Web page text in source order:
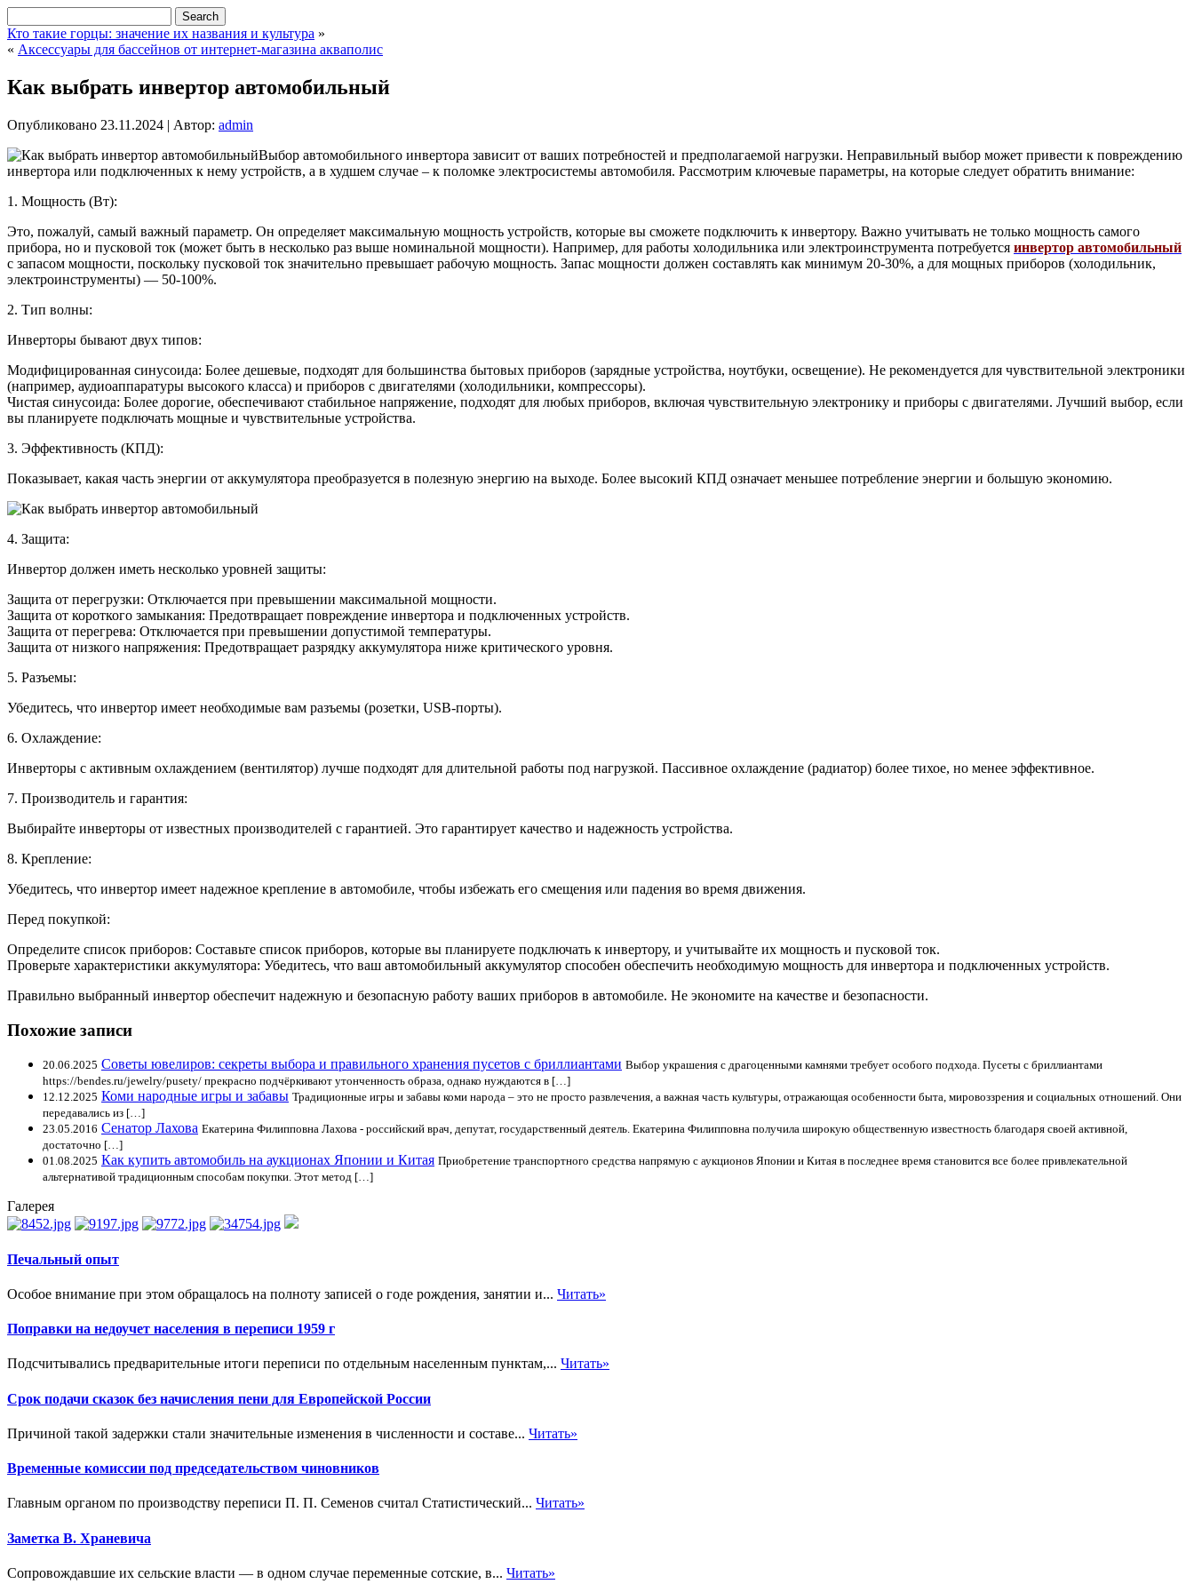
Кто такие горцы: значение их названия и культура »
« Аксессуары для бассейнов от интернет-магазина акваполис
Как выбрать инвертор автомобильный
Опубликовано 23.11.2024 | Автор: admin
Выбор автомобильного инвертора зависит от ваших потребностей и предполагаемой нагрузки. Неправильный выбор может привести к повреждению
инвертора или подключенных к нему устройств, а в худшем случае – к поломке электросистемы автомобиля. Рассмотрим ключевые параметры, на которые следует обратить внимание:
1. Мощность (Вт):
Это, пожалуй, самый важный параметр. Он определяет максимальную мощность устройств, которые вы сможете подключить к инвертору. Важно учитывать не только мощность самого
прибора, но и пусковой ток (может быть в несколько раз выше номинальной мощности). Например, для работы холодильника или электроинструмента потребуется инвертор автомобильный
с запасом мощности, поскольку пусковой ток значительно превышает рабочую мощность. Запас мощности должен составлять как минимум 20-30%, а для мощных приборов (холодильник,
электроинструменты) — 50-100%.
2. Тип волны:
Инверторы бывают двух типов:
Модифицированная синусоида: Более дешевые, подходят для большинства бытовых приборов (зарядные устройства, ноутбуки, освещение). Не рекомендуется для чувствительной электроники
(например, аудиоаппаратуры высокого класса) и приборов с двигателями (холодильники, компрессоры).
Чистая синусоида: Более дорогие, обеспечивают стабильное напряжение, подходят для любых приборов, включая чувствительную электронику и приборы с двигателями. Лучший выбор, если
вы планируете подключать мощные и чувствительные устройства.
3. Эффективность (КПД):
Показывает, какая часть энергии от аккумулятора преобразуется в полезную энергию на выходе. Более высокий КПД означает меньшее потребление энергии и большую экономию.
4. Защита:
Инвертор должен иметь несколько уровней защиты:
Защита от перегрузки: Отключается при превышении максимальной мощности.
Защита от короткого замыкания: Предотвращает повреждение инвертора и подключенных устройств.
Защита от перегрева: Отключается при превышении допустимой температуры.
Защита от низкого напряжения: Предотвращает разрядку аккумулятора ниже критического уровня.
5. Разъемы:
Убедитесь, что инвертор имеет необходимые вам разъемы (розетки, USB-порты).
6. Охлаждение:
Инверторы с активным охлаждением (вентилятор) лучше подходят для длительной работы под нагрузкой. Пассивное охлаждение (радиатор) более тихое, но менее эффективное.
7. Производитель и гарантия:
Выбирайте инверторы от известных производителей с гарантией. Это гарантирует качество и надежность устройства.
8. Крепление:
Убедитесь, что инвертор имеет надежное крепление в автомобиле, чтобы избежать его смещения или падения во время движения.
Перед покупкой:
Определите список приборов: Составьте список приборов, которые вы планируете подключать к инвертору, и учитывайте их мощность и пусковой ток.
Проверьте характеристики аккумулятора: Убедитесь, что ваш автомобильный аккумулятор способен обеспечить необходимую мощность для инвертора и подключенных устройств.
Правильно выбранный инвертор обеспечит надежную и безопасную работу ваших приборов в автомобиле. Не экономите на качестве и безопасности.
Похожие записи
20.06.2025 Советы ювелиров: секреты выбора и правильного хранения пусетов с бриллиантами Выбор украшения с драгоценными камнями требует особого подхода. Пусеты с бриллиантами
https://bendes.ru/jewelry/pusety/ прекрасно подчёркивают утонченность образа, однако нуждаются в […]
12.12.2025 Коми народные игры и забавы Традиционные игры и забавы коми народа – это не просто развлечения, а важная часть культуры, отражающая особенности быта, мировоззрения и социальных отношений. Они
передавались из […]
23.05.2016 Сенатор Лахова Екатерина Филипповна Лахова - российский врач, депутат, государственный деятель. Екатерина Филипповна получила широкую общественную известность благодаря своей активной,
достаточно […]
01.08.2025 Как купить автомобиль на аукционах Японии и Китая Приобретение транспортного средства напрямую с аукционов Японии и Китая в последнее время становится все более привлекательной
альтернативой традиционным способам покупки. Этот метод […]
Галерея
Печальный опыт
Особое внимание при этом обращалось на полноту записей о годе рождения, занятии и... Читать»
Поправки на недоучет населения в переписи 1959 г
Подсчитывались предварительные итоги переписи по отдельным населенным пунктам,... Читать»
Срок подачи сказок без начисления пени для Европейской России
Причиной такой задержки стали значительные изменения в численности и составе... Читать»
Временные комиссии под председательством чиновников
Главным органом по производству переписи П. П. Семенов считал Статистический... Читать»
Заметка В. Храневича
Сопровождавшие их сельские власти — в одном случае переменные сотские, в... Читать»